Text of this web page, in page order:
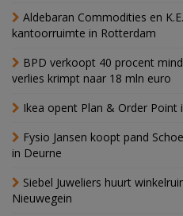
Aldebaran Commodities en
kantoorruimte in Rotterdam
BPD verkoopt 40 procent
verlies krimpt naar 18 mln euro
Ikea opent Plan & Order Point
Fysio Jansen koopt pand
in Deurne
Siebel Juweliers huurt
Nieuwegein